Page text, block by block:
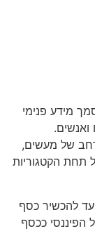
מידע פנימי
ואנשים.
רחב של מעשים,
תחת הקטגוריות
להכשיר כסף
הפיננסי ככסף